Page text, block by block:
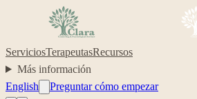
ServiciosTerapeutasRecursos
Más información
English
Preguntar cómo empezar